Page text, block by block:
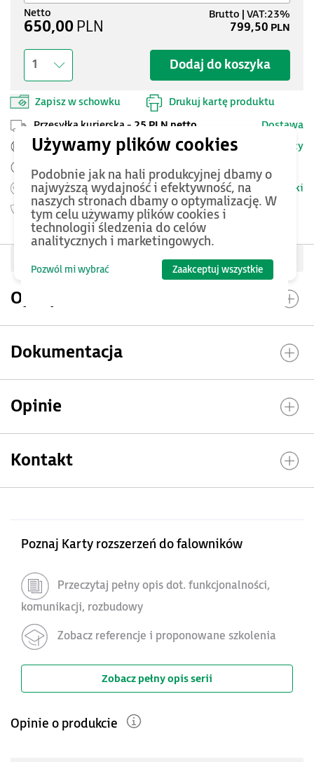
Dodaj do koszyka
1
Zapisz w schowku Drukuj kartę produktu
650,00 PLN 799,50 PLN
Przesyłka kurierska - 25 PLN netto
Dostawa
Pomoc Techniczna ASTOR
Szczegóły
Zamów przed 12:00 - dostawa następnego dnia
Możesz zwrócić produkt do 14 dni.
Warunki
Gwarancja30 miesięcy
Oceń produkt
Opis produktu
Dokumentacja
Opinie
Kontakt
Poznaj Karty rozszerzeń do falowników
Przeczytaj pełny opis dot. funkcjonalności,
komunikacji, rozbudowy
Zobacz referencje i proponowane szkolenia
Zobacz pełny opis serii
Opinie o produkcie
Podobnie jak na hali produkcyjnej dbamy o
najwyższą wydajność i efektywność, na
naszych stronach dbamy o optymalizację. W
tym celu używamy plików cookies i
technologii śledzenia do celów
analitycznych i marketingowych.
Pozwól mi wybrać Zaakceptuj wszystkie